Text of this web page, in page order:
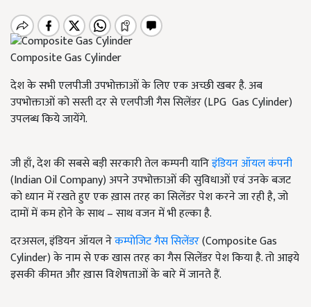
Composite Gas Cylinder
देश के सभी एलपीजी उपभोक्ताओं के लिए एक अच्छी खबर है. अब
उपभोक्ताओं को सस्ती दर से एलपीजी गैस सिलेंडर (LPG Gas Cylinder)
उपलब्ध किये जायेंगे.
जी हाँ, देश की सबसे बड़ी सरकारी तेल कम्पनी यानिइंडियन ऑयल कंपनी
(Indian Oil Company) अपने उपभोक्ताओं की सुविधाओं एवं उनके बजट
को ध्यान में रखते हुए एक ख़ास तरह का सिलेंडर पेश करने जा रही है, जो
दामों में कम होने के साथ – साथ वजन में भी हल्का है.
दरअसल, इंडियन ऑयल नेकम्पोजिट गैस सिलेंडर(Composite Gas
Cylinder) के नाम से एक खास तरह का गैस सिलेंडर पेश किया है. तो आइये
इसकी कीमत और ख़ास विशेषताओं के बारे में जानते हैं.